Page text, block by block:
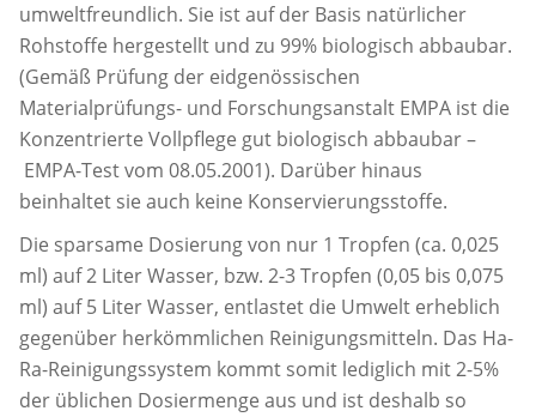
umweltfreundlich. Sie ist auf der Basis natürlicher
Rohstoffe hergestellt und zu 99% biologisch abbaubar.
(Gemäß Prüfung der eidgenössischen
Materialprüfungs- und Forschungsanstalt EMPA ist die
Konzentrierte Vollpflege gut biologisch abbaubar –
EMPA-Test vom 08.05.2001). Darüber hinaus
beinhaltet sie auch keine Konservierungsstoffe.
Die sparsame Dosierung von nur 1 Tropfen (ca. 0,025
ml) auf 2 Liter Wasser, bzw. 2-3 Tropfen (0,05 bis 0,075
ml) auf 5 Liter Wasser, entlastet die Umwelt erheblich
gegenüber herkömmlichen Reinigungsmitteln. Das Ha-
Ra-Reinigungssystem kommt somit lediglich mit 2-5%
der üblichen Dosiermenge aus und ist deshalb so